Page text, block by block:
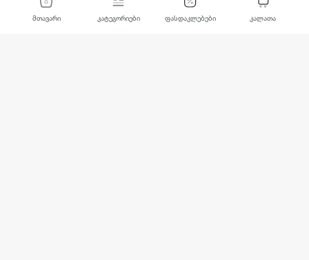
მთავარი კატეგორიები ფასდაკლებები კალათა